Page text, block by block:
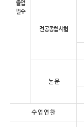
졸업
필수
전공종합시험
논 문
수 업 연 한